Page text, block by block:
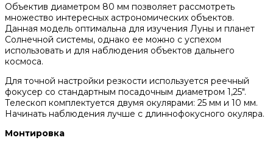
Объектив диаметром 80 мм позволяет рассмотреть
множество интересных астрономических объектов.
Данная модель оптимальна для изучения Луны и планет
Солнечной системы, однако ее можно с успехом
использовать и для наблюдения объектов дальнего
космоса.
Для точной настройки резкости используется реечный
фокусер со стандартным посадочным диаметром 1,25".
Телескоп комплектуется двумя окулярами: 25 мм и 10 мм.
Начинать наблюдения лучше с длиннофокусного окуляра.
Монтировка